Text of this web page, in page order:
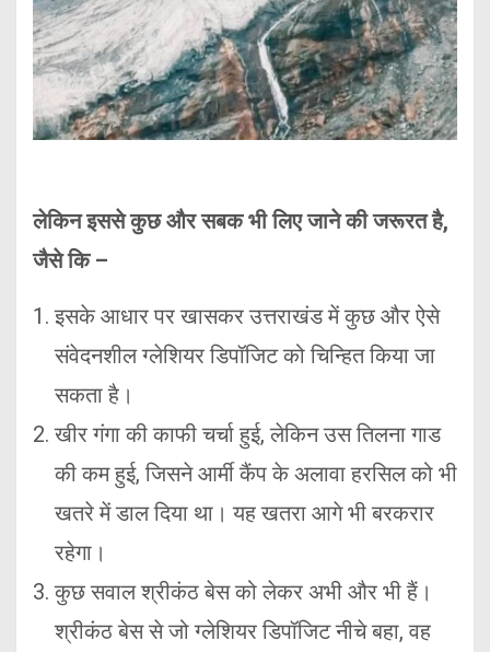
लेकिन इससे कुछ और सबक भी लिए जाने की जरूरत है,
जैसे कि –
इसके आधार पर खासकर उत्तराखंड में कुछ और ऐसे
संवेदनशील ग्लेशियर डिपॉजिट को चिन्हित किया जा
सकता है।
खीर गंगा की काफी चर्चा हुई, लेकिन उस तिलना गाड
की कम हुई, जिसने आर्मी कैंप के अलावा हरसिल को भी
खतरे में डाल दिया था। यह खतरा आगे भी बरकरार
रहेगा।
कुछ सवाल श्रीकंठ बेस को लेकर अभी और भी हैं।
श्रीकंठ बेस से जो ग्लेशियर डिपॉजिट नीचे बहा, वह